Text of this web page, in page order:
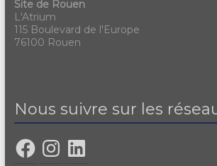
Site de Rouen
L'Atrium
115 Boulevard de l'Europe
76100 Rouen
Nous suivre sur les